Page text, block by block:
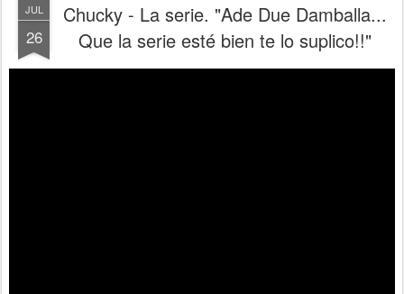
JUL
26
Chucky - La serie. "Ade Due Damballa...
Que la serie esté bien te lo suplico!!"